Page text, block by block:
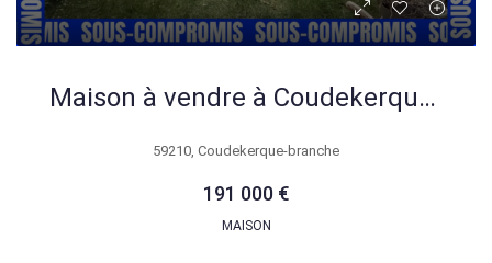
Maison à vendre à Coudekerque-Branche – 4 chambres, jardin, garage, prix 191.000 €
59210, Coudekerque-branche
191 000 €
MAISON